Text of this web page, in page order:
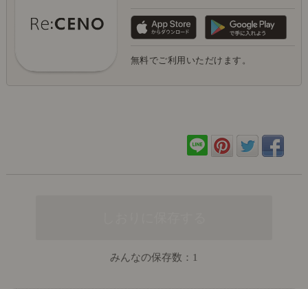
無料でご利用いただけます。
みんなの保存数： 1